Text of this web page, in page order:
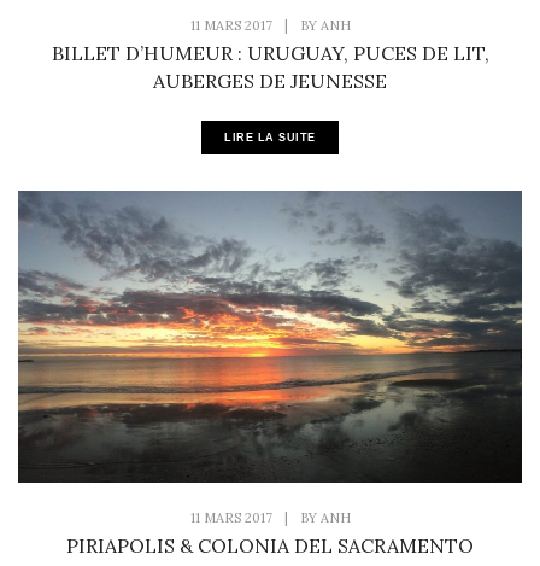
11 MARS 2017 BY ANH
BILLET D’HUMEUR : URUGUAY, PUCES DE LIT,
AUBERGES DE JEUNESSE
LIRE LA SUITE
11 MARS 2017 | BY ANH
PIRIAPOLIS & COLONIA DEL SACRAMENTO